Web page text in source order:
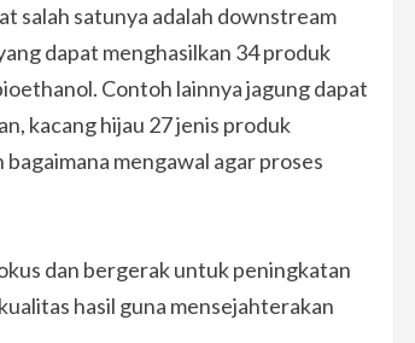
salah satunya adalah downstream
dapat menghasilkan 34 produk
Contoh lainnya jagung dapat
kacang hijau 27 jenis produk
mengawal agar proses
dan bergerak untuk peningkatan
hasil guna mensejahterakan